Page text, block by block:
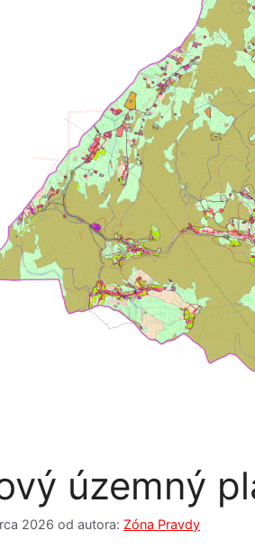
územný
2026 od autora: Zóna Pravdy